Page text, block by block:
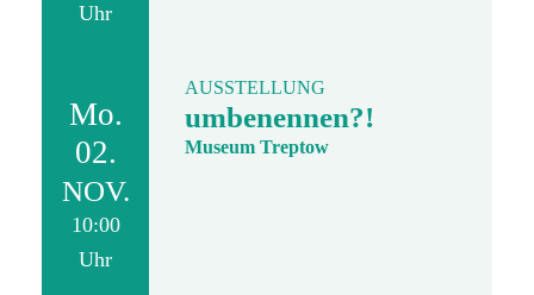
Uhr
Mo.
02.
NOV.
10:00
Uhr
AUSSTELLUNG
umbenennen?!
Museum Treptow